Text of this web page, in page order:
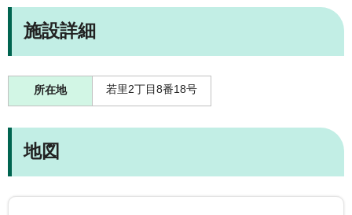
施設詳細
所在地 若里2丁目8番18号
地図